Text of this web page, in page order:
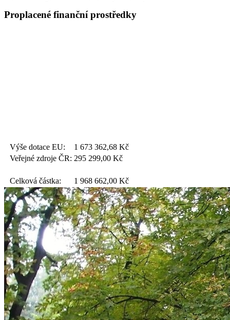
Proplacené finanční prostředky
Výše dotace EU: 1 673 362,68 Kč
Veřejné zdroje ČR: 295 299,00 Kč
Celková částka: 1 968 662,00 Kč